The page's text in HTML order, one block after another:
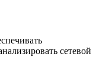
сетевой